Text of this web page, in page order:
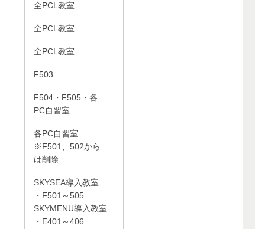
全PCL教室
全PCL教室
全PCL教室
F503
F504・F505・各
PC自習室
各PC自習室
※F501、502から
は削除
SKYSEA導入教室
・F501～505
SKYMENU導入教室
・E401～406